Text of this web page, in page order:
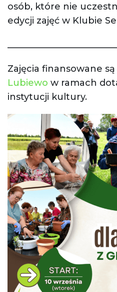
osób, które nie
edycji zajęć w Klubie
Zajęcia finansowane
Lubiewo w ramach
instytucji kultury.